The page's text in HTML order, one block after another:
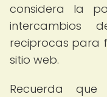
considera la
intercambios
reciprocas para
sitio web.
Recuerda